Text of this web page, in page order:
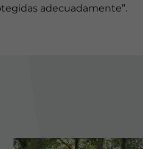
adecuadamente”.